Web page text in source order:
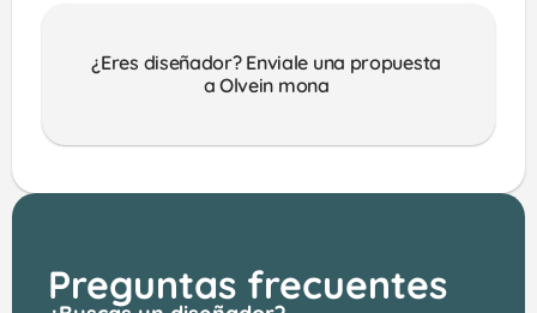
¿Eres diseñador? Enviale una propuesta
a Olvein mona
Preguntas frecuentes